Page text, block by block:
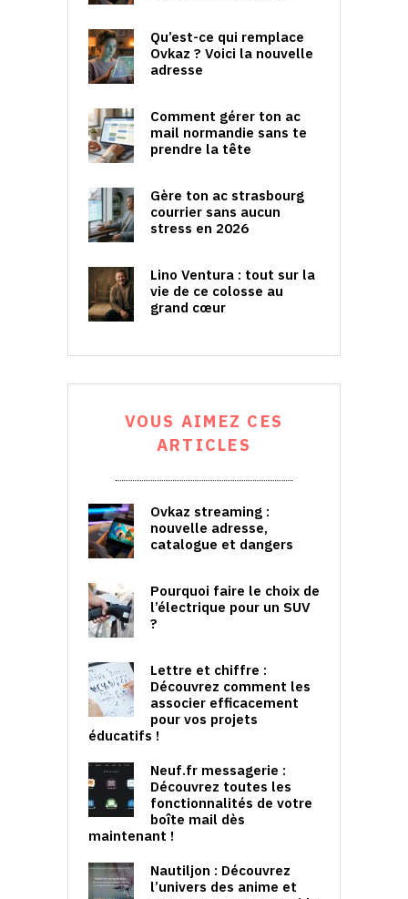
Qu’est-ce qui remplace
Ovkaz ? Voici la nouvelle
adresse
Comment gérer ton ac
mail normandie sans te
prendre la tête
Gère ton ac strasbourg
courrier sans aucun
stress en 2026
Lino Ventura : tout sur la
vie de ce colosse au
grand cœur
VOUS AIMEZ CES
ARTICLES
Ovkaz streaming :
nouvelle adresse,
catalogue et dangers
Pourquoi faire le choix de
l’électrique pour un SUV
?
Lettre et chiffre :
Découvrez comment les
associer efficacement
pour vos projets
éducatifs !
Neuf.fr messagerie :
Découvrez toutes les
fonctionnalités de votre
boîte mail dès
maintenant !
Nautiljon : Découvrez
l’univers des anime et